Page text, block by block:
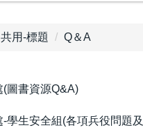
共用-標題 Q＆A
(圖書資源Q&A)
-學生安全組(各項兵役問題